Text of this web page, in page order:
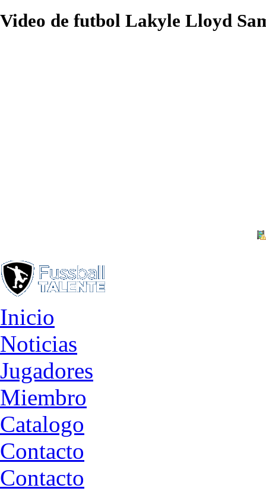
Video de futbol Lakyle Lloyd
Inicio
Noticias
Jugadores
Miembro
Catalogo
Contacto
Contacto